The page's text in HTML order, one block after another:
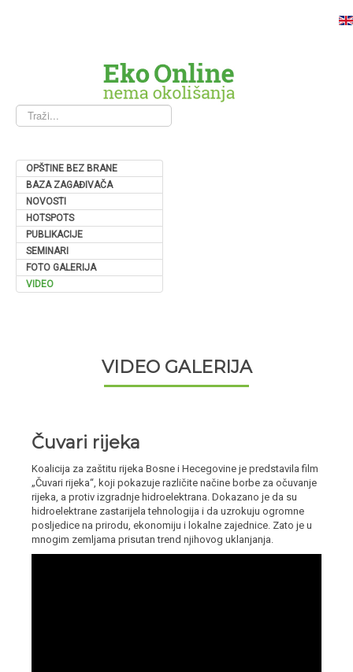
Traži...
OPŠTINE BEZ BRANE
BAZA ZAGAĐIVAČA
NOVOSTI
HOTSPOTS
PUBLIKACIJE
SEMINARI
FOTO GALERIJA
VIDEO
VIDEO GALERIJA
Čuvari rijeka
Koalicija za zaštitu rijeka Bosne i Hecegovine je predstavila film
„Čuvari rijeka“, koji pokazuje različite načine borbe za očuvanje
rijeka, a protiv izgradnje hidroelektrana. Dokazano je da su
hidroelektrane zastarijela tehnologija i da uzrokuju ogromne
posljedice na prirodu, ekonomiju i lokalne zajednice. Zato je u
mnogim zemljama prisutan trend njihovog uklanjanja.